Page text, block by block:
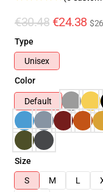
€30.48 €24.38
Type
Unisex
Color
Default
Size
S
M L